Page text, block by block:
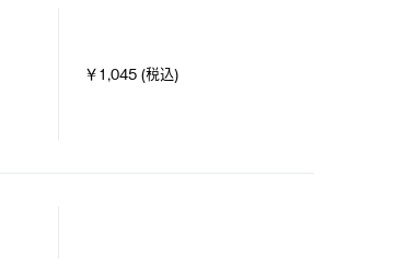
￥1,045 (税込)